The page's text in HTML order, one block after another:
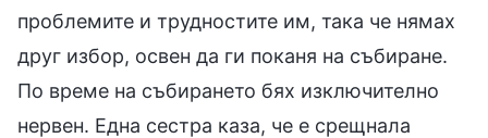
проблемите и трудностите им, така че нямах
друг избор, освен да ги поканя на събиране.
По време на събирането бях изключително
нервен. Една сестра каза, че е срещнала